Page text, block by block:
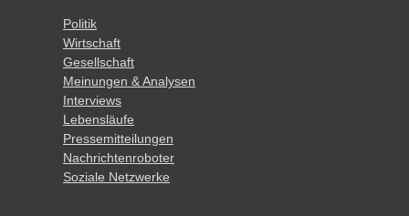
Politik
Wirtschaft
Gesellschaft
Meinungen & Analysen
Interviews
Lebensläufe
Pressemitteilungen
Nachrichtenroboter
Soziale Netzwerke